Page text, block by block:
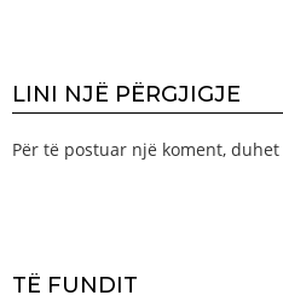
LINI NJË PËRGJIGJE
Për të postuar një koment, duhet
TË FUNDIT